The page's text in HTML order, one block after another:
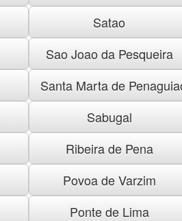
Satao
Sao Joao da Pesqueira
Santa Marta de
Sabugal
Ribeira de Pena
Povoa de Varzim
Ponte de Lima